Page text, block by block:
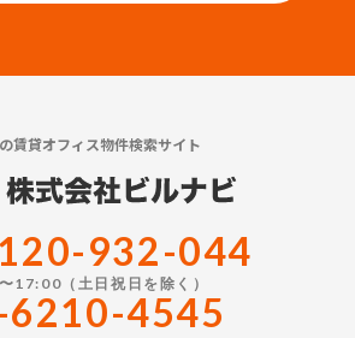
賃貸オフィス物件検索サイト
932-044
17:00（土日祝日を除く）
6210-4545